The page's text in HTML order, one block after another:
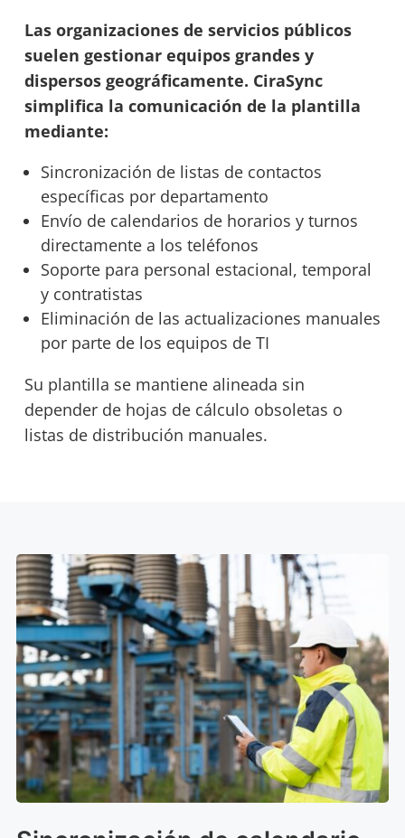
Las organizaciones de servicios públicos
suelen gestionar equipos grandes y
dispersos geográficamente. CiraSync
simplifica la comunicación de la plantilla
mediante:
Sincronización de listas de contactos
específicas por departamento
Envío de calendarios de horarios y turnos
directamente a los teléfonos
Soporte para personal estacional, temporal
y contratistas
Eliminación de las actualizaciones manuales
por parte de los equipos de TI
Su plantilla se mantiene alineada sin
depender de hojas de cálculo obsoletas o
listas de distribución manuales.